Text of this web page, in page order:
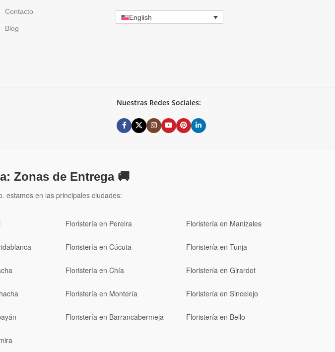
Contacto
Blog
English
Nuestras Redes Sociales:
Zonas de Entrega 🚚
estamos en las principales ciudades:
Floristería en Pereira Floristería en Manizales
Floristería en Cúcuta Floristería en Tunja
Floristería en Chía Floristería en Girardot
Floristería en Montería Floristería en Sincelejo
Floristería en Barrancabermeja Floristería en Bello